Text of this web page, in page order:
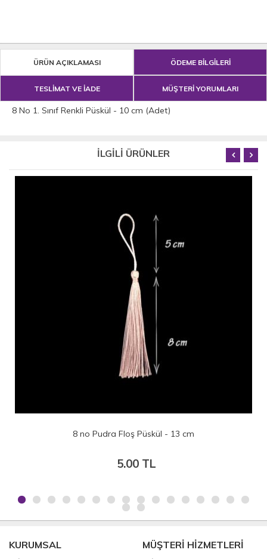
ÜRÜN AÇIKLAMASI ÖDEME BİLGİLERİ
TESLİMAT VE İADE MÜŞTERİ YORUMLARI
8 No 1. Sınıf Renkli Püskül - 10 cm (Adet)
İLGİLİ ÜRÜNLER
3 no Yeşil Floş Püskül - 13 cm
5.00 TL
KURUMSAL MÜŞTERİ HİZMETLERİ